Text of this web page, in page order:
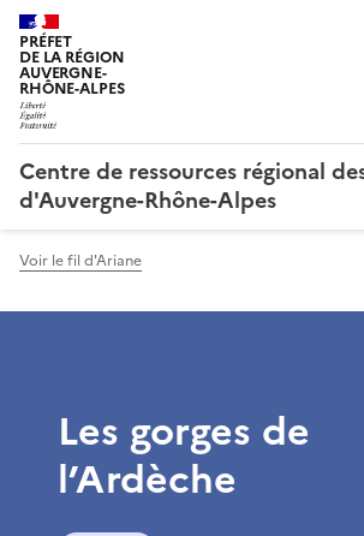
PRÉFET
DE LA RÉGION
AUVERGNE-
RHÔNE-ALPES
Centre de ressources régional
d'Auvergne-Rhône-Alpes
Voir le fil d'Ariane
Les gorges de
l’Ardèche